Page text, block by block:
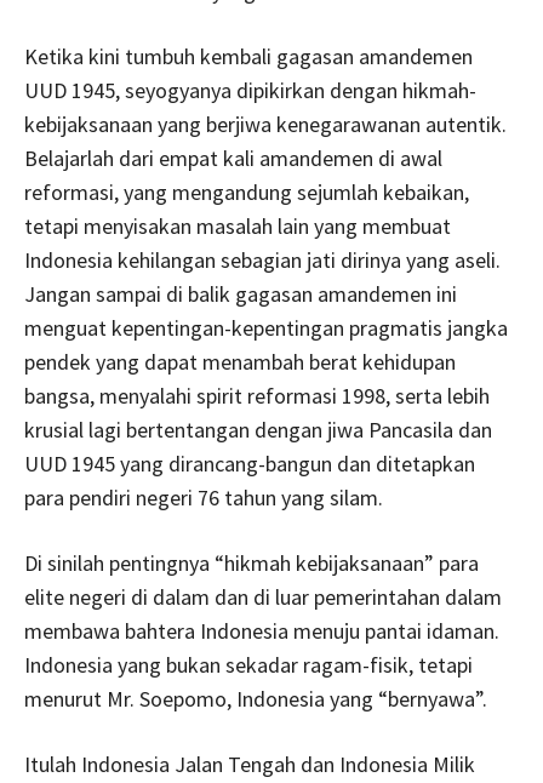
Ketika kini tumbuh kembali gagasan amandemen
UUD 1945, seyogyanya dipikirkan dengan hikmah-
kebijaksanaan yang berjiwa kenegarawanan autentik.
Belajarlah dari empat kali amandemen di awal
reformasi, yang mengandung sejumlah kebaikan,
tetapi menyisakan masalah lain yang membuat
Indonesia kehilangan sebagian jati dirinya yang aseli.
Jangan sampai di balik gagasan amandemen ini
menguat kepentingan-kepentingan pragmatis jangka
pendek yang dapat menambah berat kehidupan
bangsa, menyalahi spirit reformasi 1998, serta lebih
krusial lagi bertentangan dengan jiwa Pancasila dan
UUD 1945 yang dirancang-bangun dan ditetapkan
para pendiri negeri 76 tahun yang silam.
Di sinilah pentingnya “hikmah kebijaksanaan” para
elite negeri di dalam dan di luar pemerintahan dalam
membawa bahtera Indonesia menuju pantai idaman.
Indonesia yang bukan sekadar ragam-fisik, tetapi
menurut Mr. Soepomo, Indonesia yang “bernyawa”.
Itulah Indonesia Jalan Tengah dan Indonesia Milik